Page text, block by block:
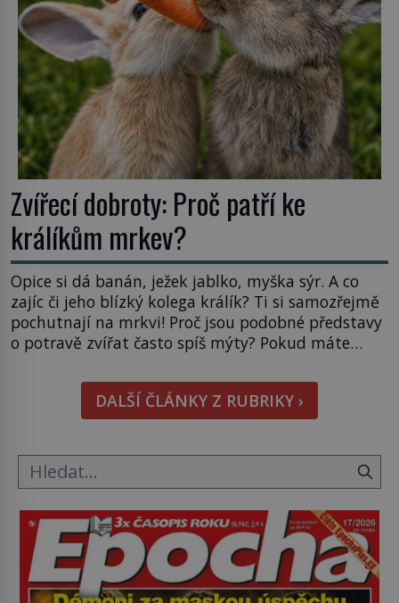
Průzkumu temné energie […]
Zvířecí dobroty: Proč patří ke
králíkům mrkev?
Opice si dá banán, ježek jablko, myška sýr. A co
zajíc či jeho blízký kolega králík? Ti si samozřejmě
pochutnají na mrkvi! Proč jsou podobné představy
o potravě zvířat často spíš mýty? Pokud máte
i bude chutnat, ovšem měl by ji mít jen jako
občasný pamlsek. […]DALŠÍ ČLÁNKY Z RUBRIKY ›